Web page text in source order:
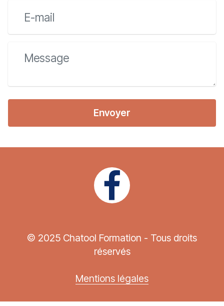
Envoyer
© 2025 Chatool Formation - Tous droits
réservés
Mentions légales